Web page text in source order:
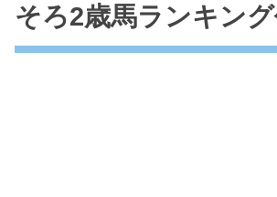
そろ2歳馬ランキン